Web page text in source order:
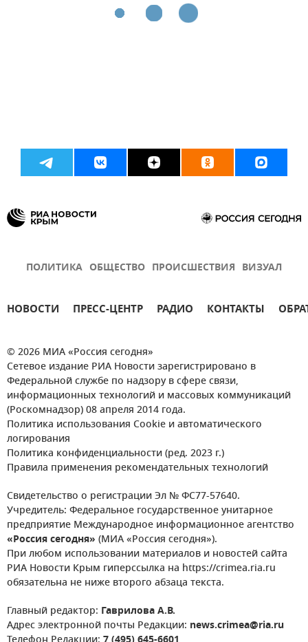
ПОЛИТИКА ОБЩЕСТВО ПРОИСШЕСТВИЯ ВИЗУАЛ
НОВОСТИ ПРЕСС-ЦЕНТР РАДИО КОНТАКТЫ
© 2026 МИА «Россия сегодня»
Сетевое издание РИА Новости зарегистрировано в
Федеральной службе по надзору в сфере связи,
информационных технологий и массовых коммуникаций
(Роскомнадзор) 08 апреля 2014 года.
Политика использования Cookie и автоматического
логирования
Политика конфиденциальности (ред. 2023 г.)
Правила применения рекомендательных технологий
Свидетельство о регистрации Эл № ФС77-57640.
Учредитель: Федеральное государственное унитарное
предприятие Международное информационное агентство
«Россия сегодня» (МИА «Россия сегодня»).
При любом использовании материалов и новостей сайта
РИА Новости Крым гиперссылка на https://crimea.ria.ru
обязательна не ниже второго абзаца текста.
Главный редактор: Гаврилова А.В.
Адрес электронной почты Редакции: news.crimea@ria.ru